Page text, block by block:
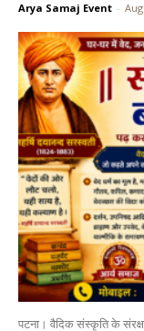
Arya Samaj Event -
पटना। वैदिक संस्कृति के